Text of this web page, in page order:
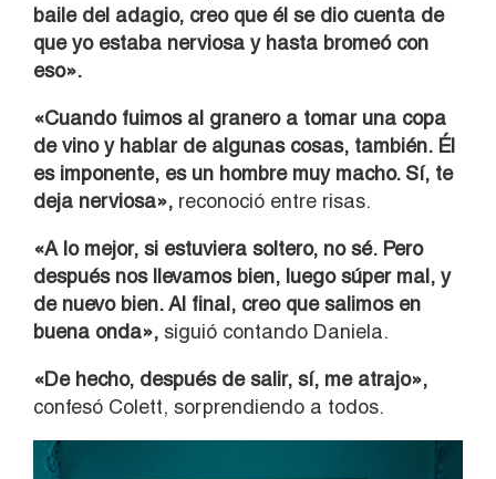
baile del adagio, creo que él se dio cuenta de
que yo estaba nerviosa y hasta bromeó con
eso».
«Cuando fuimos al granero a tomar una copa
de vino y hablar de algunas cosas, también. Él
es imponente, es un hombre muy macho. Sí, te
deja nerviosa», reconoció entre risas.
«A lo mejor, si estuviera soltero, no sé. Pero
después nos llevamos bien, luego súper mal, y
de nuevo bien. Al final, creo que salimos en
buena onda», siguió contando Daniela.
«De hecho, después de salir, sí, me atrajo»,
confesó Colett, sorprendiendo a todos.
Reproductor
de